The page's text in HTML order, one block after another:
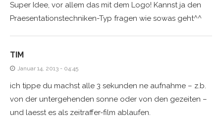
Super Idee, vor allem das mit dem Logo! Kannst ja den
Praesentationstechniken-Typ fragen wie sowas geht^^
TIM
Januar 14, 2013 - 04:45
ich tippe du machst alle 3 sekunden ne aufnahme – z.b.
von der untergehenden sonne oder von den gezeiten –
und laesst es als zeitraffer-film ablaufen.